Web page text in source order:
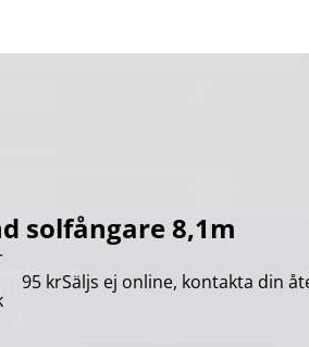
solfångare 8,1m
95 krSäljs ej online, kontakta din